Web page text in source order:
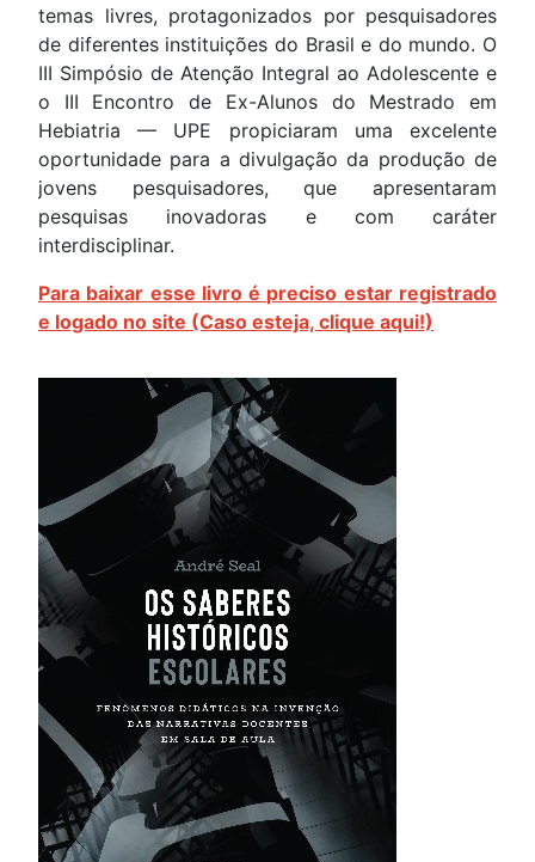
temas livres, protagonizados por pesquisadores
de diferentes instituições do Brasil e do mundo. O
III Simpósio de Atenção Integral ao Adolescente e
o III Encontro de Ex-Alunos do Mestrado em
Hebiatria — UPE propiciaram uma excelente
oportunidade para a divulgação da produção de
jovens pesquisadores, que apresentaram
pesquisas inovadoras e com caráter
interdisciplinar.
Para baixar esse livro é preciso estar registrado
e logado no site (Caso esteja, clique aqui!)